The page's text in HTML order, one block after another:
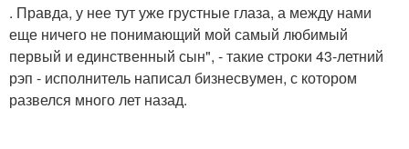
. Правда, у нее тут уже грустные глаза, а между нами
еще ничего не понимающий мой самый любимый
первый и единственный сын", - такие строки 43-летний
рэп - исполнитель написал бизнесвумен, с котором
развелся много лет назад.